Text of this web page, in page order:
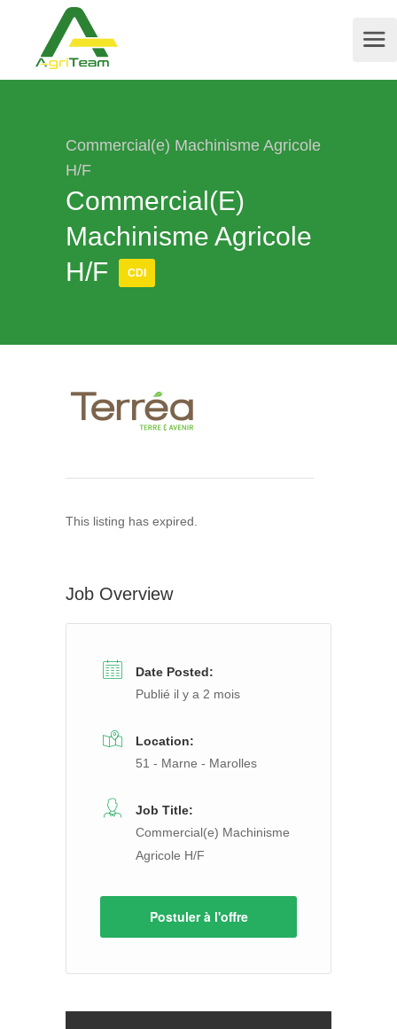
Commercial(e) Machinisme Agricole
H/F
Commercial(e)
Machinisme Agricole
H/F
CDI
This listing has expired.
Job Overview
Date Posted:
Publié il y a 2 mois
Location:
51 - Marne - Marolles
Job Title:
Commercial(e) Machinisme
Agricole H/F
Postuler à l'offre